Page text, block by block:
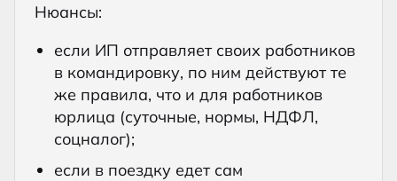
Нюансы:
если ИП отправляет своих работников
в командировку, по ним действуют те
же правила, что и для работников
юрлица (суточные, нормы, НДФЛ,
соцналог);
если в поездку едет сам